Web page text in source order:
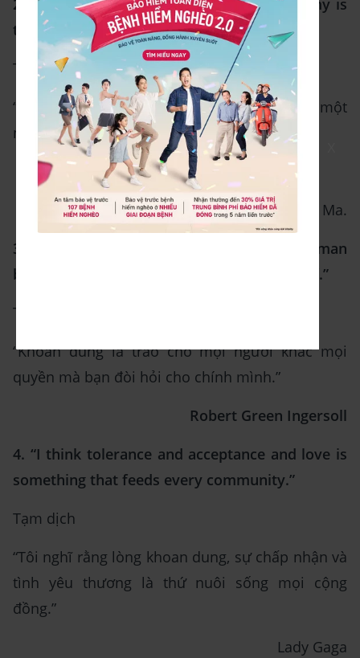
2. “In the practice of tolerance, one's enemy is
the best teacher.“
Tạm dịch:
“Trong thực hành khoan dung, kẻ thù là một
người giáo viên tốt nhất.”
Đức Đạt Lai Lạt Ma.
3. “Tolerance is giving to every other human
being every right that you claim for yourself.”
Tạm dịch:
“Khoan dung là trao cho mọi người khác mọi
quyền mà bạn đòi hỏi cho chính mình.”
Robert Green Ingersoll
4. “I think tolerance and acceptance and love is
something that feeds every community.”
Tạm dịch
“Tôi nghĩ rằng lòng khoan dung, sự chấp nhận và
tình yêu thương là thứ nuôi sống mọi cộng
đồng.”
Lady Gaga